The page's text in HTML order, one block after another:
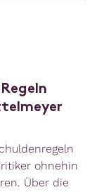
ohnehin
Über die